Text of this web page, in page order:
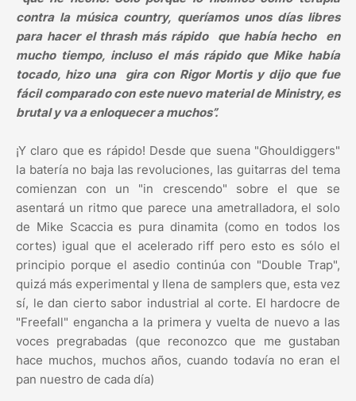
contra la música country, queríamos unos días libres
para hacer el thrash más rápido que había hecho en
mucho tiempo, incluso el más rápido que Mike había
tocado, hizo una gira con Rigor Mortis y dijo que fue
fácil comparado con este nuevo material de Ministry, es
brutal y va a enloquecer a muchos”.
¡Y claro que es rápido! Desde que suena "Ghouldiggers"
la batería no baja las revoluciones, las guitarras del tema
comienzan con un "in crescendo" sobre el que se
asentará un ritmo que parece una ametralladora, el solo
de Mike Scaccia es pura dinamita (como en todos los
cortes) igual que el acelerado riff pero esto es sólo el
principio porque el asedio continúa con "Double Trap",
quizá más experimental y llena de samplers que, esta vez
sí, le dan cierto sabor industrial al corte. El hardocre de
"Freefall" engancha a la primera y vuelta de nuevo a las
voces pregrabadas (que reconozco que me gustaban
hace muchos, muchos años, cuando todavía no eran el
pan nuestro de cada día)